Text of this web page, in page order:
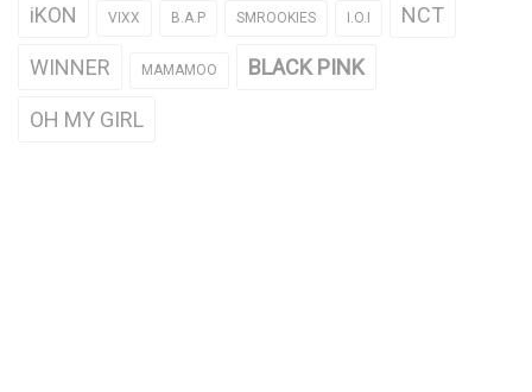
iKON VIXX B.A.P SMROOKIES I.O.I NCT
WINNER MAMAMOO BLACK PINK
OH MY GIRL